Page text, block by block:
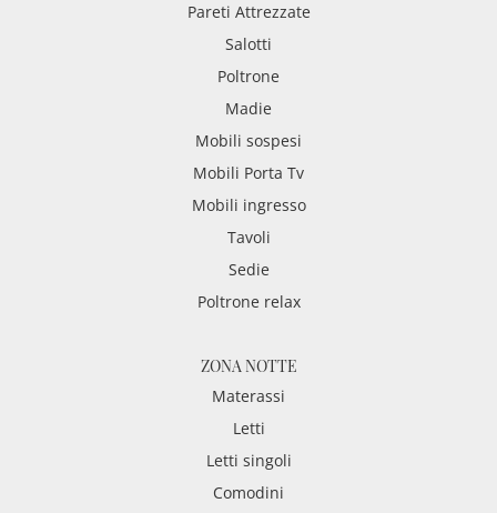
Pareti Attrezzate
Salotti
Poltrone
Madie
Mobili sospesi
Mobili Porta Tv
Mobili ingresso
Tavoli
Sedie
Poltrone relax
ZONA NOTTE
Materassi
Letti
Letti singoli
Comodini